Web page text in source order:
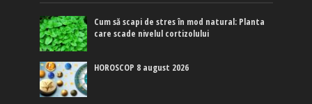
Cum să scapi de stres în mod natural: Planta
care scade nivelul cortizolului
HOROSCOP 8 august 2026